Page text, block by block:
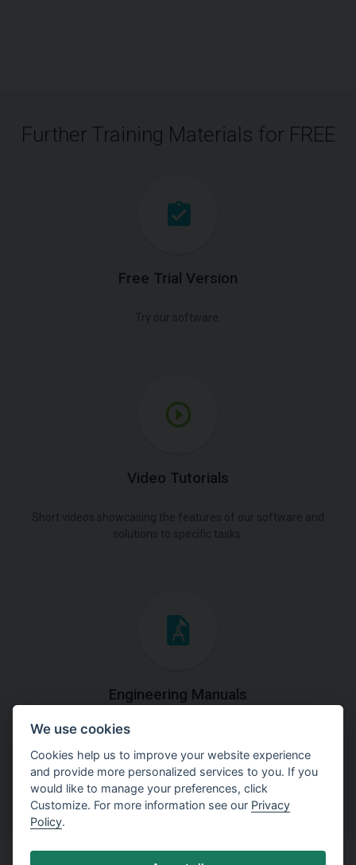
Further Training Materials for FREE
Free Trial Version
Video Tutorials
Engineering Manuals
Step by steps guides on how
to solve a specific tasks.
We use cookies
Cookies help us to improve your website experience
and provide more personalized services to you. If you
would like to manage your preferences, click
Customize. For more information see our Privacy
Policy.